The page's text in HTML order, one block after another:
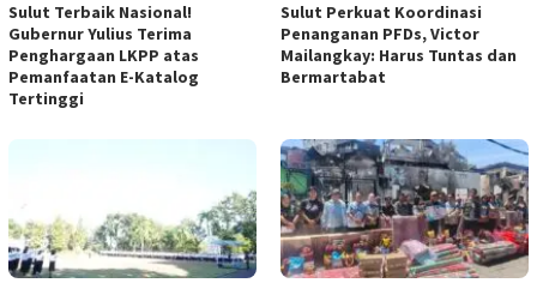
Sulut Terbaik Nasional!
Gubernur Yulius Terima
Penghargaan LKPP atas
Pemanfaatan E-Katalog
Tertinggi
Sulut Perkuat Koordinasi
Penanganan PFDs, Victor
Mailangkay: Harus Tuntas dan
Bermartabat